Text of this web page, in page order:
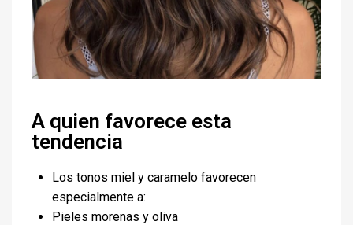
A quien favorece esta
tendencia
Los tonos miel y caramelo favorecen
especialmente a:
Pieles morenas y oliva